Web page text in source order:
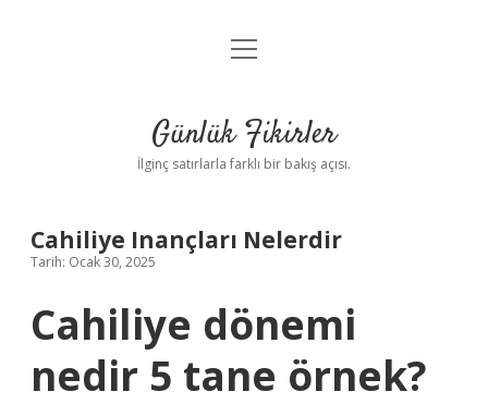
Anasayfa
Yasal Uyarı
menüyü
Günlük Fikirler
İlginç satırlarla farklı bir bakış açısı.
Cahiliye Inançları Nelerdir
Tarih: Ocak 30, 2025
Cahiliye dönemi
nedir 5 tane örnek?